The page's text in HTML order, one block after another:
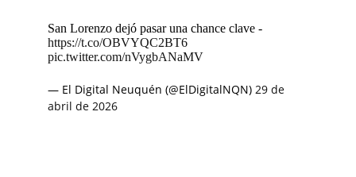
San Lorenzo dejó pasar una chance clave -
https://t.co/OBVYQC2BT6
pic.twitter.com/nVygbANaMV
— El Digital Neuquén (@ElDigitalNQN) 29 de
abril de 2026